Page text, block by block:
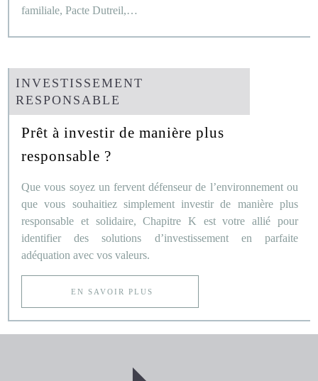
familiale, Pacte Dutreil,…
INVESTISSEMENT
RESPONSABLE
Prêt à investir de manière plus
responsable ?
Que vous soyez un fervent défenseur de l’environnement ou
que vous souhaitiez simplement investir de manière plus
responsable et solidaire, Chapitre K est votre allié pour
identifier des solutions d’investissement en parfaite
adéquation avec vos valeurs.
EN SAVOIR PLUS